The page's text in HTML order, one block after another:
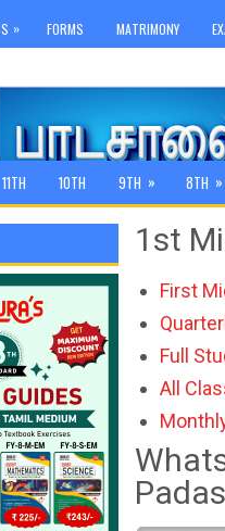
» FORMS MATRIMONY
11TH 10TH 9TH » 8TH »
1st
First
Full
All